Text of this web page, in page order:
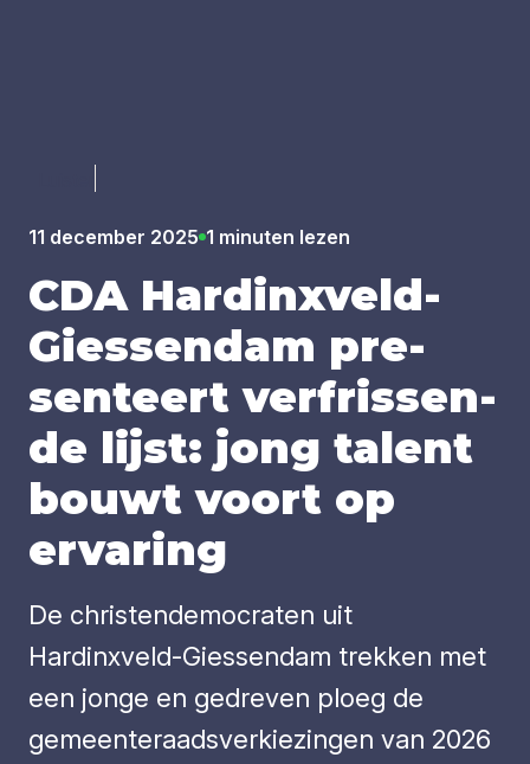
11 december 2025 1 minuten lezen
CDAHar­dinx­veld-
Gies­sen­dam pre­
sen­teert ver­fris­sen­
de lijst: jong talent
bouwt voort op
erva­ring
De christendemocraten uit
Hardinxveld-Giessendam trekken met
een jonge en gedreven ploeg de
gemeenteraadsverkiezingen van 2026